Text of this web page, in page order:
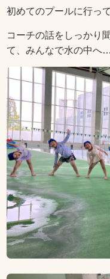
初めてのプールに行っ
コーチの話をしっかり
て、みんなで水の中へ…